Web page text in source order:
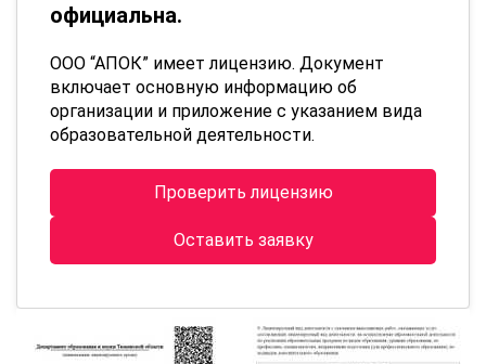
официальна.
ООО “АПОК” имеет лицензию. Документ
включает основную информацию об
организации и приложение с указанием вида
образовательной деятельности.
Проверить лицензию
Оставить заявку